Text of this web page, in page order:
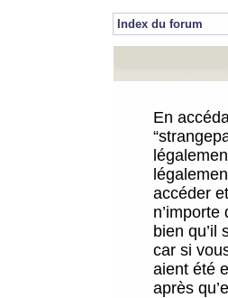
Index du forum
En
accéder
bien qu’il
car si
aient été
après